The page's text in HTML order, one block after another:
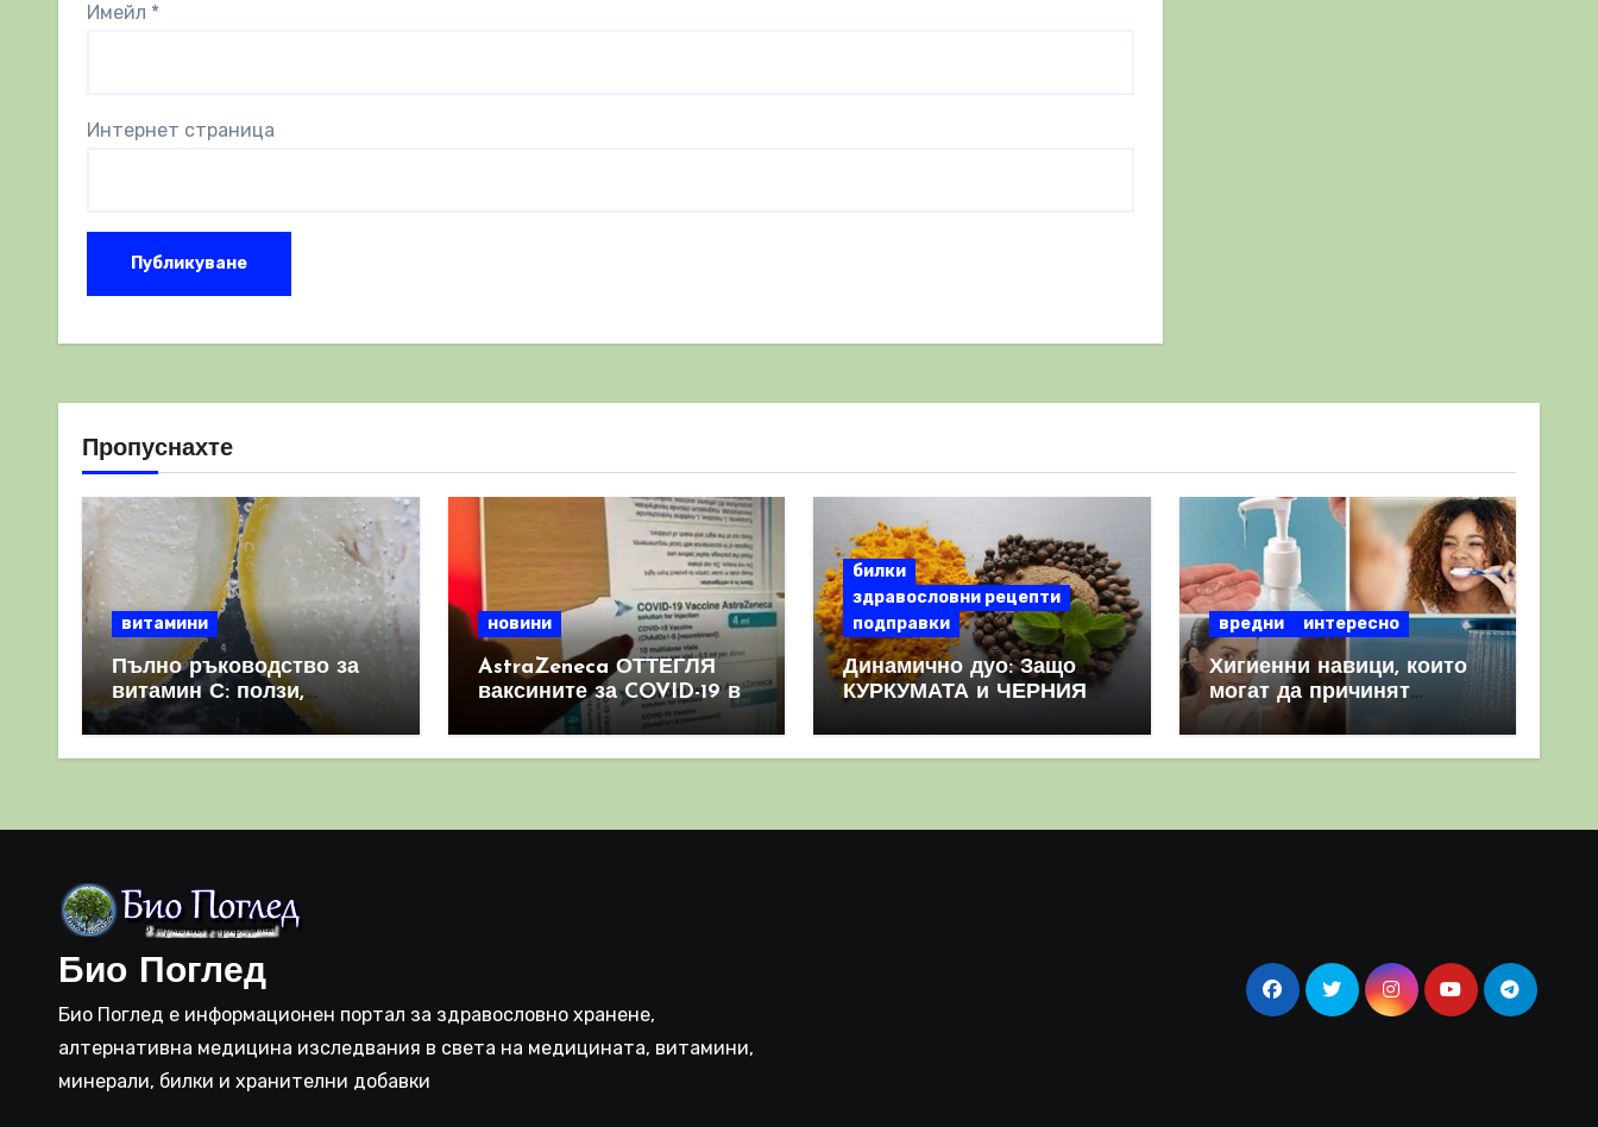
Имейл *
Интернет страница
Пропуснахте
витамини
Пълно ръководство за
витамин С: ползи,
източници и защо е
важен за имунната
новини
AstraZeneca ОТТЕГЛЯ
ваксините за COVID-19 в
световен мащаб, след
като призна, че те
билки
здравословни рецепти
подправки
Динамично дуо: Защо
КУРКУМАТА и ЧЕРНИЯ
комбинация
вредни интересно
Хигиенни навици, които
могат да причинят
повече вреда, отколкото
полза
Био Поглед
Био Поглед е информационен портал за здравословно хранене,
алтернативна медицина изследвания в света на медицината, витамини,
минерали, билки и хранителни добавки